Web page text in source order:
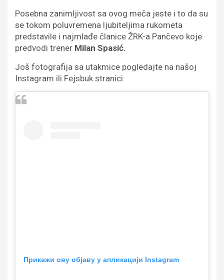
Posebna zanimljivost sa ovog meča jeste i to da su
se tokom poluvremena ljubiteljima rukometa
predstavile i najmlađe članice ŽRK-a Pančevo koje
predvodi trener Milan Spasić.
Još fotografija sa utakmice pogledajte na našoj
Instagram ili Fejsbuk stranici:
Прикажи ову објаву у апликацији Instagram